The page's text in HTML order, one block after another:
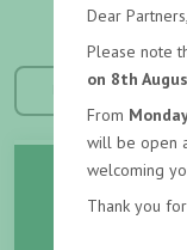
MENNYISÉGI
Dear Partners,
Please note
on 8th
From
will be open
welcoming
Thank you